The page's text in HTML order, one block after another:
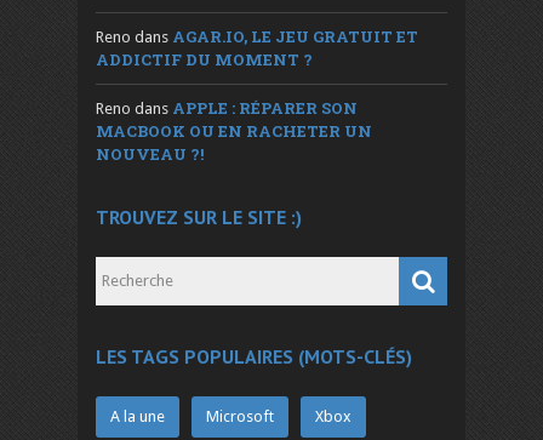
Reno dans AGAR.IO, LE JEU GRATUIT ET
ADDICTIF DU MOMENT ?
Reno dans APPLE : RÉPARER SON
MACBOOK OU EN RACHETER UN
NOUVEAU ?!
TROUVEZ SUR LE SITE :)
LES TAGS POPULAIRES (MOTS-CLÉS)
A la une Microsoft Xbox